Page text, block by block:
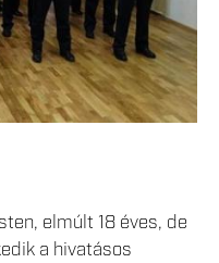
elmúlt 18 éves, de
a hivatásos